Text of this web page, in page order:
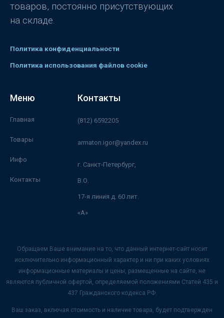
товаров, постоянно присутствующих
на складе.
Политика конфиденциальности
Политика использования файлов cookie
Меню
Главная
Товары
Инфо
Контакты
Контакты
(812) 6592205
armaton.igor@yandex.ru
г. Санкт-Петербург,
В.О.
17-я линия д. 60 лит.
«А»
Обращаем Ваше внимание на то, что данный интернет-сайт носит
исключительно информационный характер и ни при каких условиях
информационные материалы и цены, размещенные на сайте, не
являются публичной офертой, определяемой положениями Статей 435 и
437 Гражданского кодекса РФ.
Ваш заказ, включая стоимость и наличие товара, будет подтвержден